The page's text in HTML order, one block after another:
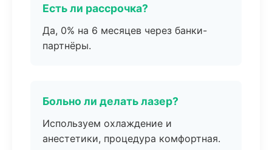
Есть ли рассрочка?
Да, 0% на 6 месяцев через банки-
партнёры.
Больно ли делать лазер?
Используем охлаждение и
анестетики, процедура комфортная.